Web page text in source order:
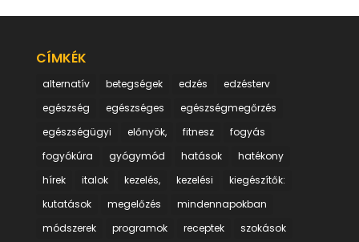
CÍMKÉK
alternatív betegségek edzés
edzésterv
egészség
egészséges
egészségmegőrzés
egészségügyi
előnyök, fitnesz
fogyás
fogyókúra
gyógymód hatások
hatékony
hírek
italok kezelés, kezelési
kiegészítők:
kutatások
megelőzés
mindennapokban
módszerek
programok receptek
szokások